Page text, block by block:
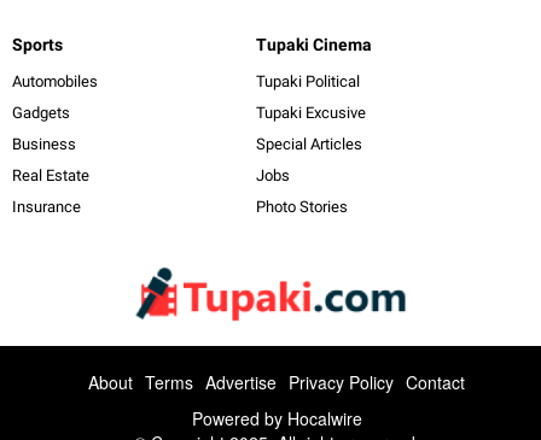
Sports
Automobiles
Gadgets
Business
Real Estate
Insurance
Tupaki Cinema
Tupaki Political
Tupaki Excusive
Special Articles
Jobs
Photo Stories
About Terms Advertise Privacy Policy Contact
Powered by Hocalwire